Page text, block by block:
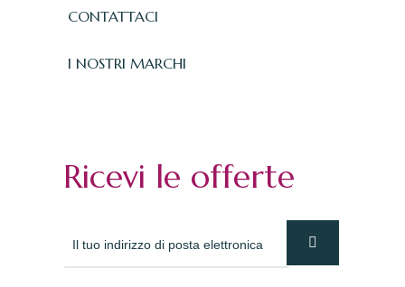
CONTATTACI
I NOSTRI MARCHI
Ricevi le offerte